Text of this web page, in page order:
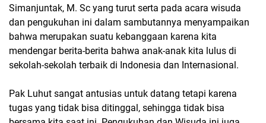
Simanjuntak, M. Sc yang turut serta pada acara wisuda
dan pengukuhan ini dalam sambutannya menyampaikan
bahwa merupakan suatu kebanggaan karena kita
mendengar berita-berita bahwa anak-anak kita lulus di
sekolah-sekolah terbaik di Indonesia dan Internasional.
Pak Luhut sangat antusias untuk datang tetapi karena
tugas yang tidak bisa ditinggal, sehingga tidak bisa